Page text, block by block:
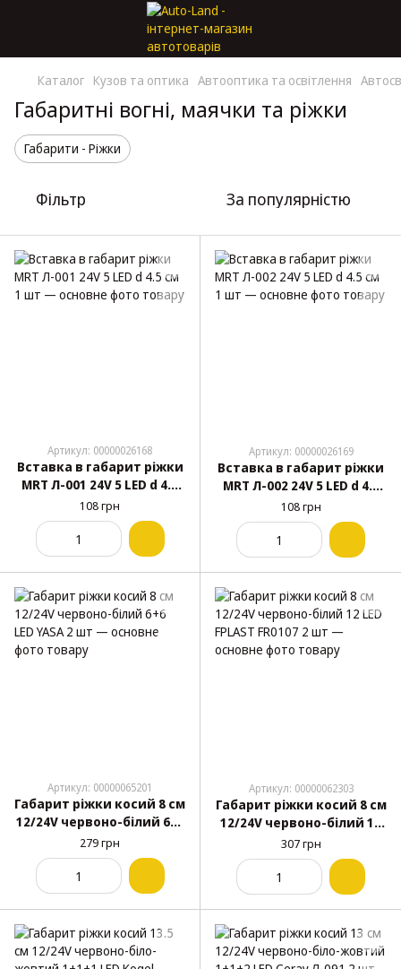
Каталог Кузов та оптика Автооптика та освітлення
Габаритні вогні, маячки та ріжки
Габарити - Ріжки
Фільтр За популярністю
Артикул: 00000026168
Вставка в габарит ріжки
MRT Л-001 24V 5 LED d 4.5
см 1 шт
108 грн
Артикул: 00000026169
Вставка в габарит ріжки
MRT Л-002 24V 5 LED d 4.5
см 1 шт
108 грн
Артикул: 00000065201
Габарит ріжки косий 8 см
12/24V червоно-білий 6+6
LED YASA 2 шт
279 грн
Артикул: 00000062303
Габарит ріжки косий 8 см
12/24V червоно-білий 12
LED FPLAST FR0107 2 шт
307 грн